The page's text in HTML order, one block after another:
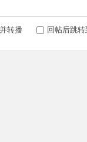
转播 回帖后跳